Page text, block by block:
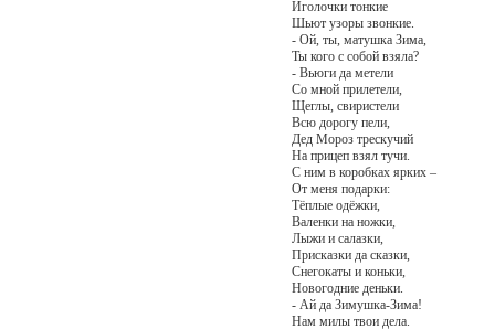
Иголочки тонкие
Шьют узоры звонкие.
- Ой, ты, матушка Зима,
Ты кого с собой взяла?
- Вьюги да метели
Со мной прилетели,
Щеглы, свиристели
Всю дорогу пели,
Дед Мороз трескучий
На прицеп взял тучи.
С ним в коробках ярких –
От меня подарки:
Тёплые одёжки,
Валенки на ножки,
Лыжи и салазки,
Присказки да сказки,
Снегокаты и коньки,
Новогодние деньки.
- Ай да Зимушка-Зима!
Нам милы твои дела.